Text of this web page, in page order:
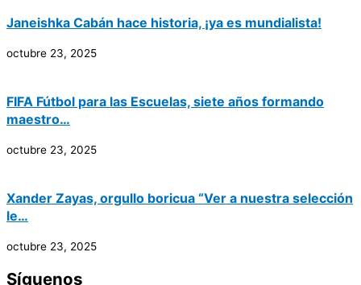
Janeishka Cabán hace historia, ¡ya es mundialista!
octubre 23, 2025
FIFA Fútbol para las Escuelas, siete años formando
maestro…
octubre 23, 2025
Xander Zayas, orgullo boricua “Ver a nuestra selección
le…
octubre 23, 2025
Síguenos